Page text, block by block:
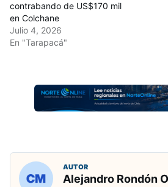
contrabando de US$170 mil
en Colchane
Julio 4, 2026
En "Tarapacá"
AUTOR
Alejandro Rondón